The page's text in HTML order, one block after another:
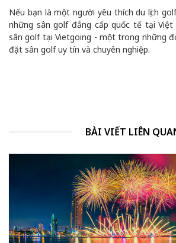
Nếu bạn là một người yêu thích du lịch
những sân golf đẳng cấp quốc tế tại
sân golf tại Vietgoing - một trong những
đặt sân golf uy tín và chuyên nghiệp.
BÀI VIẾT LIÊN